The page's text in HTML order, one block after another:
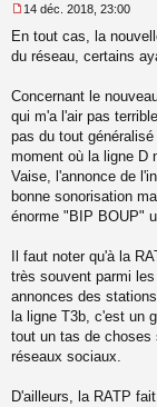
e
s
g
e
n
o
n
u
14 déc. 2018, 23:00
En tout cas, la
du réseau, certains
Concernant le
qui m'a l'air pas
pas du tout
moment où la ligne D
Vaise, l'annonce de
bonne sonorisation
énorme "BIP BOUP"
Il faut noter qu'à la
très souvent parmi
annonces des
la ligne T3b, c'est un
tout un tas de choses
réseaux sociaux.
D'ailleurs, la RATP